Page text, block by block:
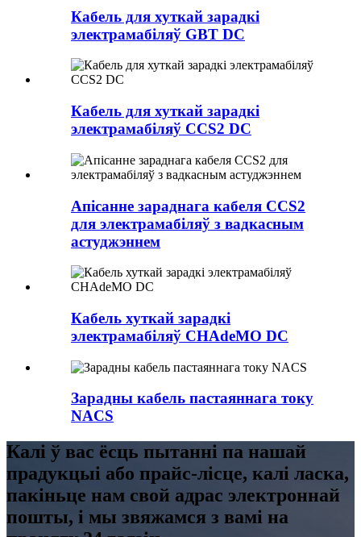
Кабель для хуткай зарадкі
электрамабіляў GBT DC
Кабель для хуткай зарадкі
электрамабіляў CCS2 DC
Апісанне зараднага кабеля CCS2
для электрамабіляў з вадкасным
астуджэннем
Кабель хуткай зарадкі
электрамабіляў CHAdeMO DC
Зарадны кабель пастаяннага току
NACS
Калі ў вас ёсць пытанні па нашай
прадукцыі або прайс-лісце, калі ласка,
пакіньце нам свой адрас электроннай
пошты, і мы звяжамся з вамі на